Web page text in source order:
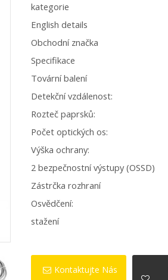
kategorie
English details
Obchodní značka
Specifikace
Tovární balení
Detekční vzdálenost:
Rozteč paprsků:
Počet optických os:
Výška ochrany:
2 bezpečnostní výstupy (OSSD)
Zástrčka rozhraní
Osvědčení:
stažení
Kontaktujte Nás